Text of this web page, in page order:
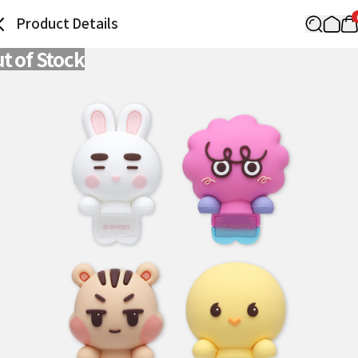
Product Details
of Stock